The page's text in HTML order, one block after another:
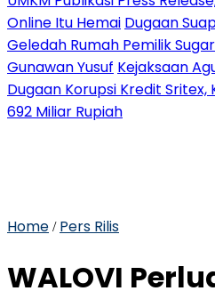
Online Itu Hemai Dugaan
Geledah Rumah Pemilik
Gunawan Yusuf Kejaksaan
Dugaan Korupsi Kredit
692 Miliar Rupiah
Home / Pers Rilis
WALOVI